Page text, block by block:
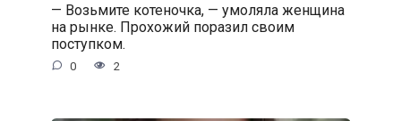
— Возьмите котеночка, — умоляла женщина
на рынке. Прохожий поразил своим
поступком.
0 2